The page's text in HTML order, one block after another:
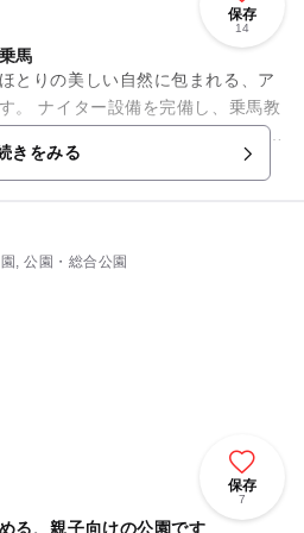
保存
14
馬
とりの美しい自然に包まれる、ア
。 ナイター設備を完備し、乗馬教
ます。 20年を超える歴史と伝統を
きをみる
, 公園・総合公園
保存
7
る、親子向けの公園です